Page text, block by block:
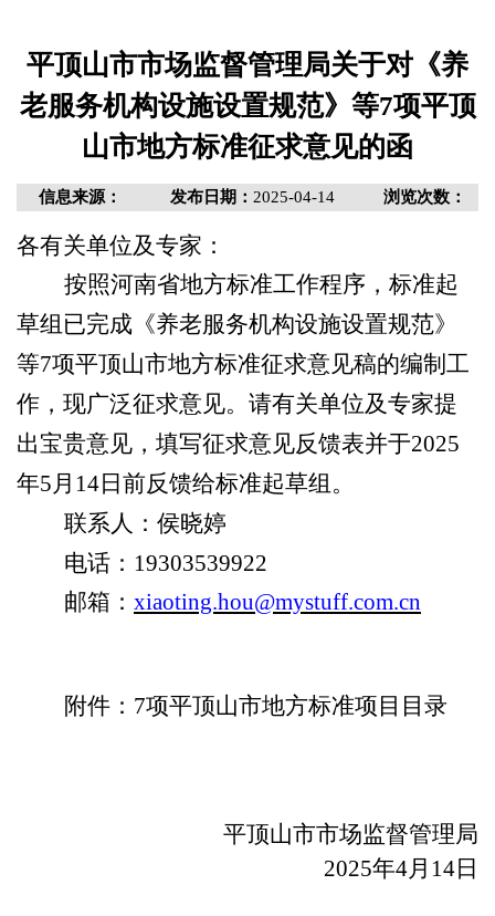
平顶山市市场监督管理局关于对《养
老服务机构设施设置规范》等7项平顶
山市地方标准征求意见的函
信息来源： 发布日期： 2025-04-14 浏览次数：
各有关单位及专家：
按照河南省地方标准工作程序，标准起
草组已完成《养老服务机构设施设置规范》
等7项平顶山市地方标准征求意见稿的编制工
作，现广泛征求意见。请有关单位及专家提
出宝贵意见，填写征求意见反馈表并于2025
年5月 14日前反馈给标准起草组。
联系人： 侯晓婷
电话： 19303539922
邮箱： xiaoting.hou@mystuff.com.cn
附件： 7项平顶山市地方标准项目目录
平顶山市市场监督管理局
2025年4月 14日